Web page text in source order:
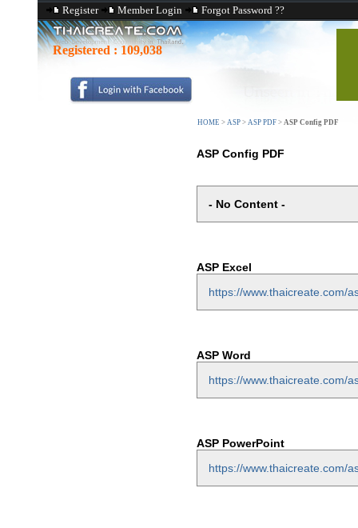
Register Member Login Forgot Password ??
Registered : 109,038
HOME > ASP > ASP PDF > ASP Config PDF
ASP Config PDF
- No Content -
ASP Excel
https://www.thaicreate.com/
ASP Word
https://www.thaicreate.com/
ASP PowerPoint
https://www.thaicreate.com/